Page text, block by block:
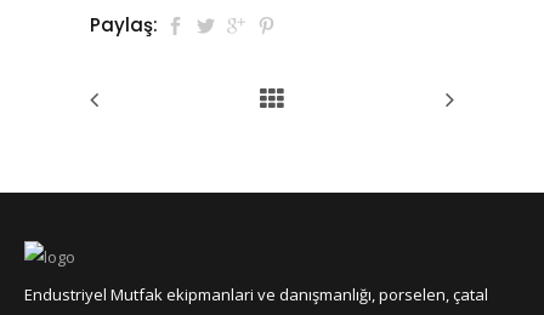
Paylaş:
Endustriyel Mutfak ekipmanlari ve danışmanlığı, porselen, çatal